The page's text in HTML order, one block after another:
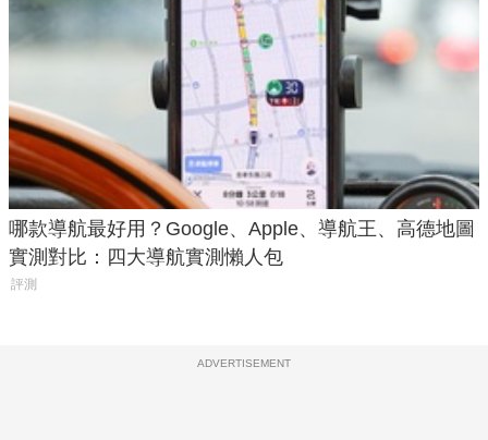
哪款導航最好用？Google、Apple、導航王、高德地圖
實測對比：四大導航實測懶人包
評測
ADVERTISEMENT